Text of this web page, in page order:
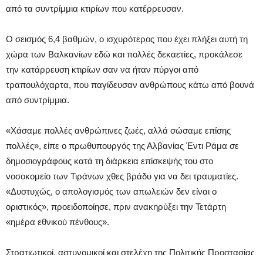
από τα συντρίμμια κτιρίων που κατέρρευσαν.
Ο σεισμός 6,4 βαθμών, ο ισχυρότερος που έχει πλήξει αυτή τη
χώρα των Βαλκανίων εδώ και πολλές δεκαετίες, προκάλεσε
την κατάρρευση κτιρίων σαν να ήταν πύργοι από
τραπουλόχαρτα, που παγίδευσαν ανθρώπους κάτω από βουνά
από συντρίμμια.
«Χάσαμε πολλές ανθρώπινες ζωές, αλλά σώσαμε επίσης
πολλές», είπε ο πρωθυπουργός της Αλβανίας Έντι Ράμα σε
δημοσιογράφους κατά τη διάρκεια επίσκεψής του στο
νοσοκομείο των Τιράνων χθες βράδυ για να δει τραυματίες.
«Δυστυχώς, ο απολογισμός των απωλειών δεν είναι ο
οριστικός», προειδοποίησε, πριν ανακηρύξει την Τετάρτη
«ημέρα εθνικού πένθους».
Στρατιωτικοί, αστυνομικοί και στελέχη της Πολιτικής Προστασίας